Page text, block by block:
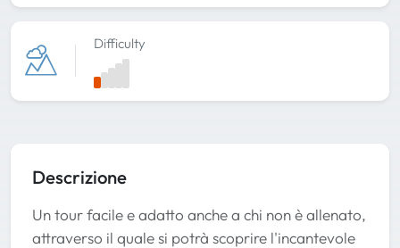
Difficulty
Descrizione
Un tour facile e adatto anche a chi non è allenato,
attraverso il quale si potrà scoprire l'incantevole